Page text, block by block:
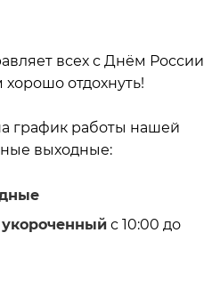
всех с Днём России
отдохнуть!
график работы нашей
выходные:
с 10:00 до